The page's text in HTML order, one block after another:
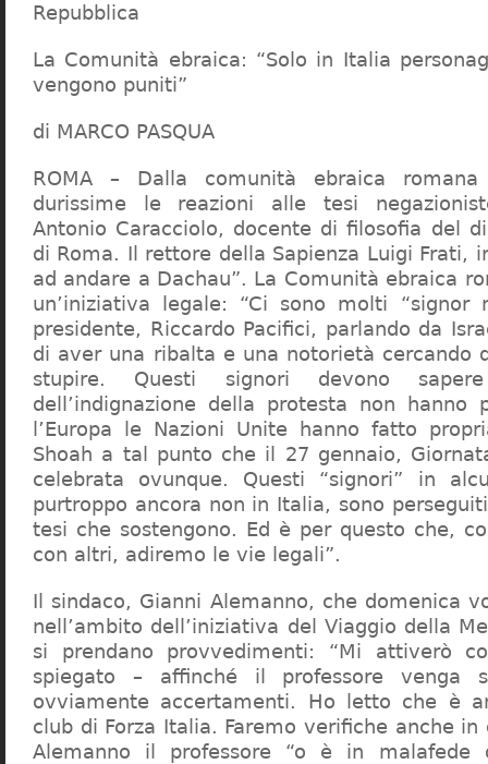
Repubblica
La Comunità ebraica: “Solo in Italia
vengono puniti”
di MARCO PASQUA
ROMA – Dalla comunità ebraica
durissime le reazioni alle tesi
Antonio Caracciolo, docente di filosofia del
di Roma. Il rettore della Sapienza Luigi Frati,
ad andare a Dachau”. La Comunità ebraica
un’iniziativa legale: “Ci sono molti “signor
presidente, Riccardo Pacifici, parlando da
di aver una ribalta e una notorietà cercando
stupire. Questi signori devono
dell’indignazione della protesta non hanno
l’Europa le Nazioni Unite hanno fatto
Shoah a tal punto che il 27 gennaio,
celebrata ovunque. Questi “signori” in
purtroppo ancora non in Italia, sono
tesi che sostengono. Ed è per questo che,
con altri, adiremo le vie legali”.
Il sindaco, Gianni Alemanno, che domenica
nell’ambito dell’iniziativa del Viaggio della
si prendano provvedimenti: “Mi attiverò
spiegato – affinché il professore venga
ovviamente accertamenti. Ho letto che è
club di Forza Italia. Faremo verifiche anche in
Alemanno il professore “o è in malafede